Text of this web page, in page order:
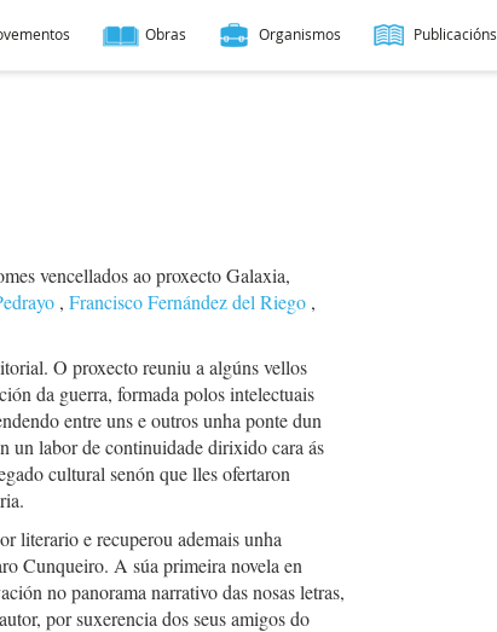
Obras Organismos Publicacións
vencellados ao proxecto Galaxia,
, Francisco Fernández del Riego ,
O proxecto reuniu a algúns vellos
da guerra, formada polos intelectuais
entre uns e outros unha ponte dun
un labor de continuidade dirixido cara ás
cultural senón que lles ofertaron
literario e recuperou ademais unha
Cunqueiro. A súa primeira novela en
no panorama narrativo das nosas letras,
por suxerencia dos seus amigos do